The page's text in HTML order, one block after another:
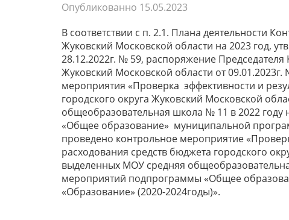
Опубликованно 15.05.2023
В соответствии с п. 2.1. Плана деятельности
Жуковский Московской области на 2023 год,
28.12.2022г. № 59, распоряжение
Жуковский Московской области от
мероприятия «Проверка эффективности и
городского округа Жуковский Московской
общеобразовательная школа № 11 в 2022
«Общее образование» муниципальной
проведено контрольное мероприятие
расходования средств бюджета городского
выделенных МОУ средняя
мероприятий подпрограммы «Общее
«Образование» (2020-2024годы)».